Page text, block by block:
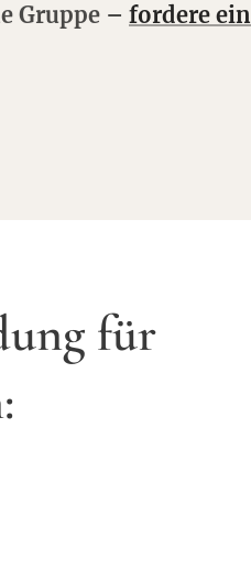
Gruppe – fordere ein
für